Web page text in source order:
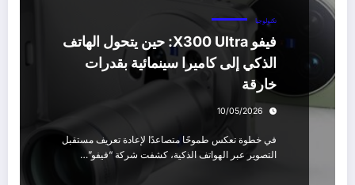
تكنولوجيا
فيفو X300 Ultra: حين يتحول الهاتف
الذكي إلى كاميرا سينمائية بقدرات
خارقة
10/05/2026
في خطوة تعكس طموحًا متصاعدًا لإعادة تعريف مستقبل
التصوير عبر الهواتف الذكية، كشفت شركة “فيفو”…